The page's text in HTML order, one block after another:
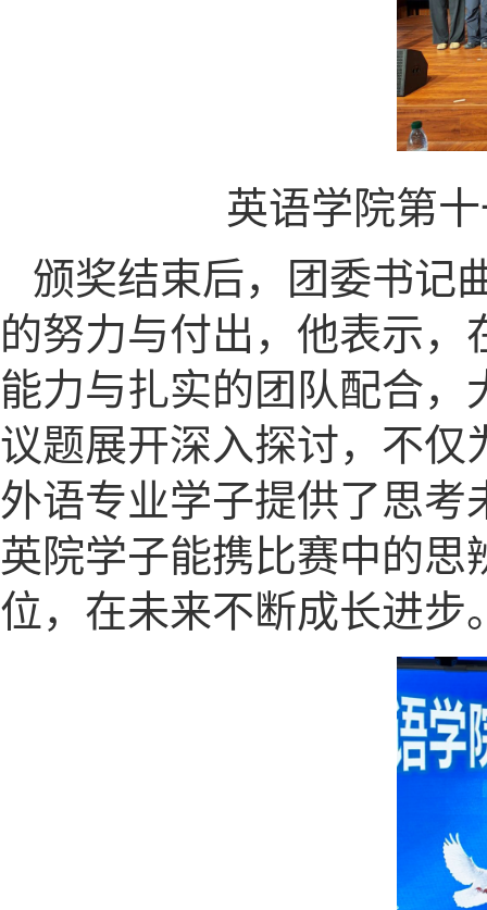
英语学院第
颁奖结束后，团委书记
的努力与付出，他表示
能力与扎实的团队配合
议题展开深入探讨，不仅
外语专业学子提供了思考
英院学子能携比赛中的
位，在未来不断成长进步